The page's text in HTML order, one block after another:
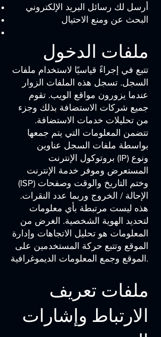
أرسل لك رسائل البريد الإلكتروني
البحث عن ومنع الاحتيال
ملفات الدخول
تتبع في إجراءً قياسيًا لاستخدام ملفات
السجل. تسجل هذه الملفات الزوار
عندما يزورون مواقع الويب. تقوم
جميع شركات الاستضافة بذلك وجزء
من تحليلات خدمات الاستضافة.
تتضمن المعلومات التي يتم جمعها
بواسطة ملفات السجل عناوين
بروتوكول الإنترنت (IP) ونوع
المستعرض وموفر خدمة الإنترنت
(ISP) وختم التاريخ والوقت وصفحات
الإحالة / الخروج وربما عدد النقرات.
هذه ليست مرتبطة بأي معلومات
لتحديد الهوية الشخصية. الغرض من
المعلومات هو تحليل الاتجاهات وإدارة
الموقع وتتبع حركة المستخدمين على
الموقع وجمع المعلومات الديموغرافية.
ملفات تعريف
الارتباط وإشارات